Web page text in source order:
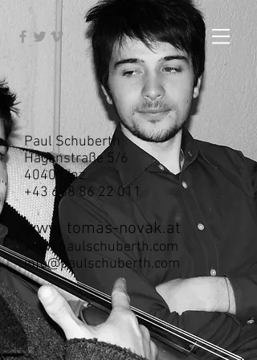
Paul Schuberth
Hagenstraße 5/6
4040 Linz
+43 688 86 22 011
www. tomas-novak.at
www.paulschuberth.com
info@paulschuberth.com